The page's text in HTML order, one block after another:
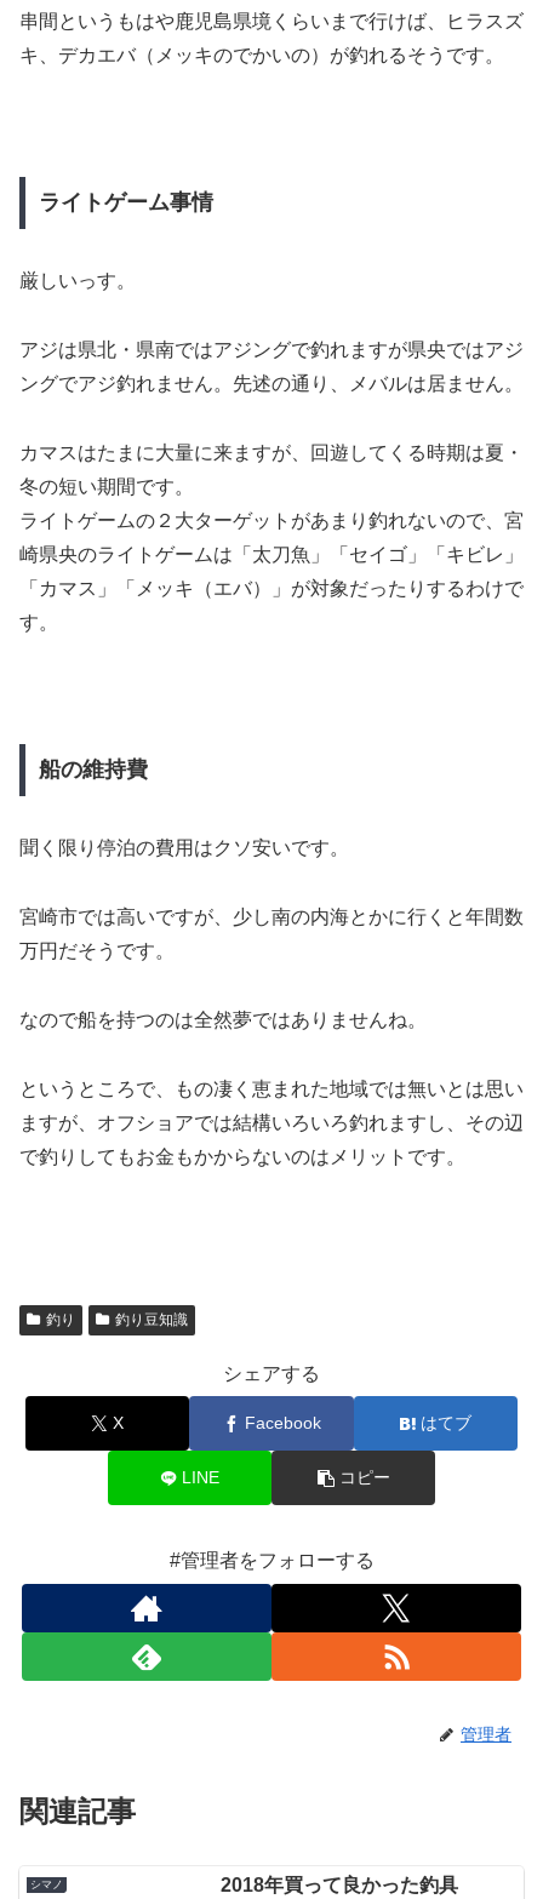
串間というもはや鹿児島県境くらいまで行けば、ヒラスズ
キ、デカエバ（メッキのでかいの）が釣れるそうです。
ライトゲーム事情
厳しいっす。
アジは県北・県南ではアジングで釣れますが県央ではアジ
ングでアジ釣れません。先述の通り、メバルは居ません。
カマスはたまに大量に来ますが、回遊してくる時期は夏・
冬の短い期間です。
ライトゲームの２大ターゲットがあまり釣れないので、宮
崎県央のライトゲームは「太刀魚」「セイゴ」「キビレ」
「カマス」「メッキ（エバ）」が対象だったりするわけで
す。
船の維持費
聞く限り停泊の費用はクソ安いです。
宮崎市では高いですが、少し南の内海とかに行くと年間数
万円だそうです。
なので船を持つのは全然夢ではありませんね。
というところで、もの凄く恵まれた地域では無いとは思い
ますが、オフショアでは結構いろいろ釣れますし、その辺
で釣りしてもお金もかからないのはメリットです。
釣り 釣り豆知識
シェアする
X Facebook はてブ
LINE コピー
#管理者をフォローする
管理者
関連記事
シマノ 2018年買って良かった釣具